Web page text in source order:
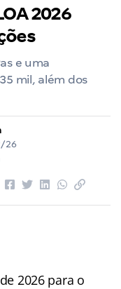
2026
e uma
mil, além dos
26
2026 para o